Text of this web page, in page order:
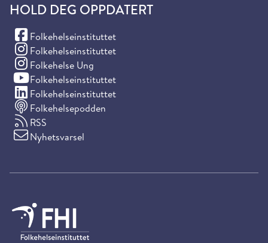
HOLD DEG OPPDATERT
Folkehelseinstituttet
(Facebook)
Folkehelseinstituttet
(Instagram)
Folkehelse Ung
(Instagram)
Folkehelseinstituttet
(YouTube)
Folkehelseinstituttet
(LinkedIn)
Folkehelsepodden
RSS
Nyhetsvarsel